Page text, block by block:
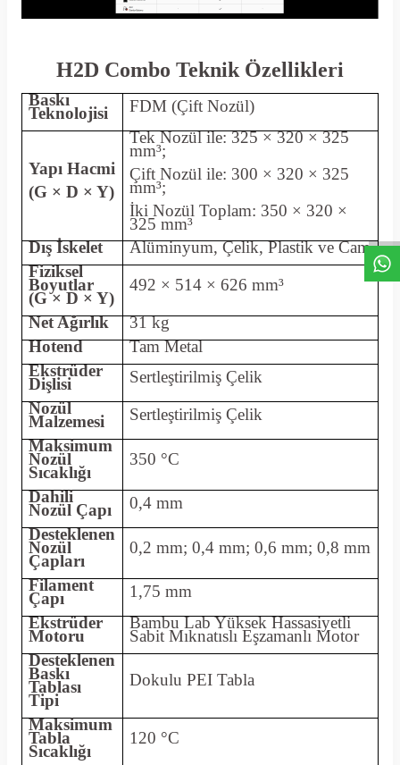
H2D Combo Teknik Özellikleri
Baskı
Teknolojisi FDM (Çift Nozül)
Yapı Hacmi
(G × D × Y)
Tek Nozül ile: 325 × 320 × 325
mm³;
Çift Nozül ile: 300 × 320 × 325
mm³;
İki Nozül Toplam: 350 × 320 ×
325 mm³
Dış İskelet
Alüminyum, Çelik, Plastik ve Cam
Fiziksel
Boyutlar
(G × D × Y)
492 × 514 × 626 mm³
Net Ağırlık
31 kg
Hotend
Tam Metal
Ekstrüder
Dişlisi
Sertleştirilmiş Çelik
Nozül
Malzemesi
Sertleştirilmiş Çelik
Maksimum
Nozül
Sıcaklığı
350 °C
Dahili
Nozül Çapı
0,4 mm
Desteklenen
Nozül
Çapları
0,2 mm; 0,4 mm; 0,6 mm; 0,8 mm
Filament
Çapı
1,75 mm
Ekstrüder
Motoru
Bambu Lab Yüksek Hassasiyetli
Sabit Mıknatıslı Eşzamanlı Motor
Desteklenen
Baskı
Tablası
Tipi
Dokulu PEI Tabla
Maksimum
Tabla
Sıcaklığı
120 °C